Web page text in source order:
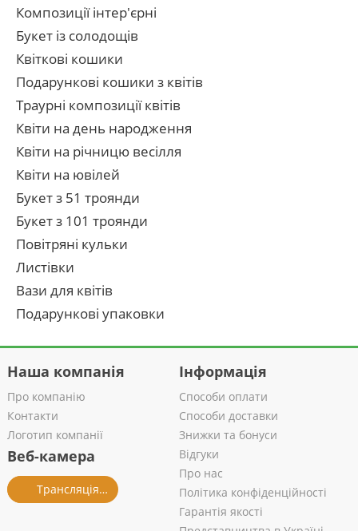
Композиції інтер'єрні
Букет із солодощів
Квіткові кошики
Подарункові кошики з квітів
Траурні композиції квітів
Квіти на день народження
Квіти на річницю весілля
Квіти на ювілей
Букет з 51 троянди
Букет з 101 троянди
Повітряні кульки
Листівки
Вази для квітів
Подарункові упаковки
Наша компанія
Про компанію
Контакти
Логотип компанії
Веб-камера
Трансляція із салону
Інформація
Способи оплати
Способи доставки
Знижки та бонуси
Відгуки
Про нас
Політика конфіденційності
Гарантія якості